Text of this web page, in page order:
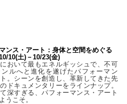
ンス・アート：身体と空間をめぐる
10(土)－10/23(金)
おいて最もエネルギッシュで、不可
ルへと進化を遂げたパフォーマン
。シーンを創造し、革新してきた先
ドキュメンタリーをラインナップ。
深すぎる、パフォーマンス・アート
うこそ。